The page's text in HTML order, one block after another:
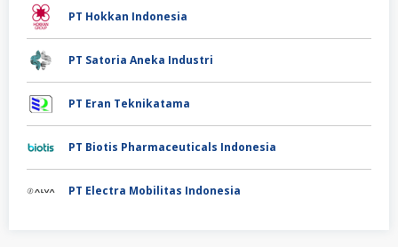
PT Hokkan Indonesia
PT Satoria Aneka Industri
PT Eran Teknikatama
PT Biotis Pharmaceuticals Indonesia
PT Electra Mobilitas Indonesia